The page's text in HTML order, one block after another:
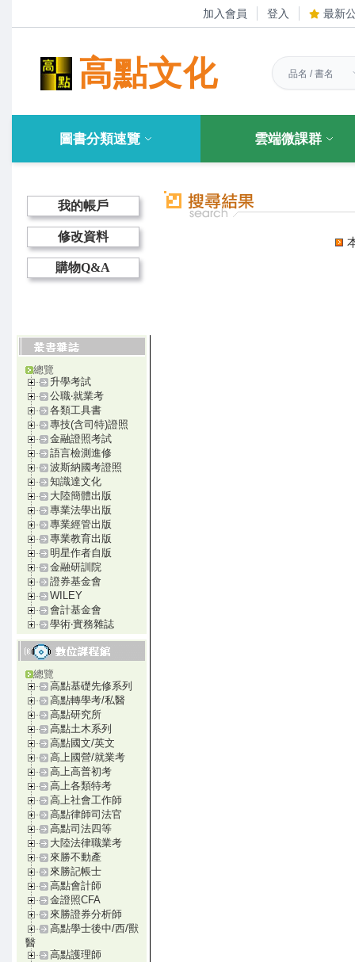
加入會員 登入 最新
高點文化
圖書分類速覽 雲端微課群
我的帳戶
修改資料
購物Q&A
總覽
升學考試
公職‧就業考
各類工具書
專技(含司特)證照
金融證照考試
語言檢測進修
波斯納國考證照
知識達文化
大陸簡體出版
專業法學出版
專業經管出版
專業教育出版
明星作者自版
金融研訓院
證券基金會
WILEY
會計基金會
學術‧實務雜誌
總覽
高點基礎先修系列
高點轉學考/私醫
高點研究所
高點土木系列
高點國文/英文
高上國營/就業考
高上高普初考
高上各類特考
高上社會工作師
高點律師司法官
高點司法四等
大陸法律職業考
來勝不動產
來勝記帳士
高點會計師
金證照CFA
來勝證券分析師
高點學士後中/西/獸
醫
高點護理師